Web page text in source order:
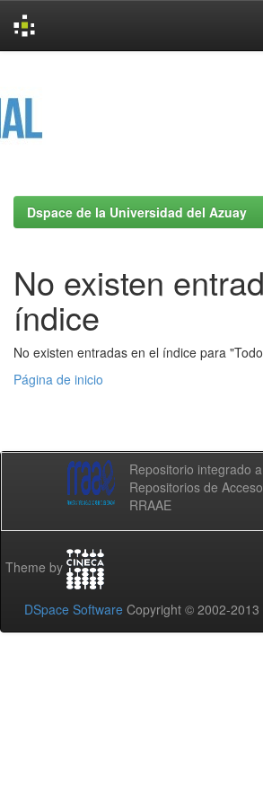
Dspace de la Universidad del Azuay
No existen
índice
No existen entradas en el índice para
Página de inicio
Repositorio integrado
Repositorios de
RRAAE
Theme by
DSpace Software Copyright © 2002-2013